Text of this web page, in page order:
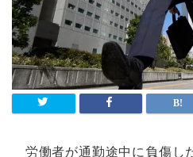
労働者が通勤途中に負傷し